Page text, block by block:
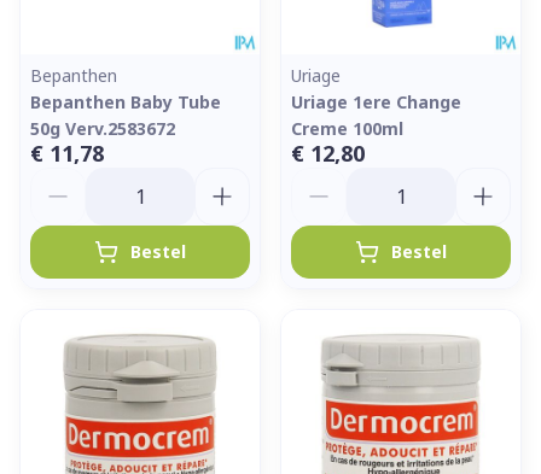
Bepanthen
Bepanthen Baby Tube
50g Verv.2583672
€ 11,78
Bestel
Uriage
Uriage 1ere Change
Creme 100ml
€ 12,80
Bestel